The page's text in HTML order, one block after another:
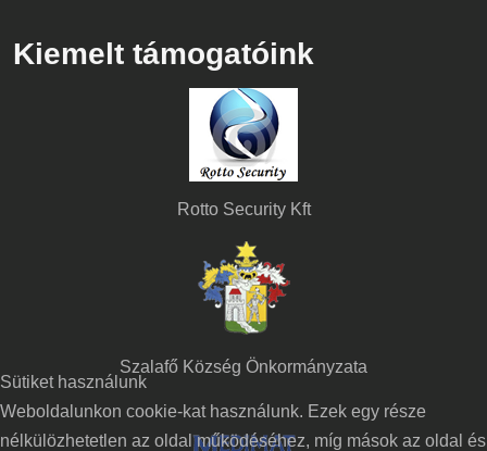
Kiemelt támogatóink
Rotto Security Kft
Szalafő Község Önkormányzata
Sütiket használunk
Weboldalunkon cookie-kat használunk. Ezek egy része
nélkülözhetetlen az oldal működéséhez, míg mások az oldal és